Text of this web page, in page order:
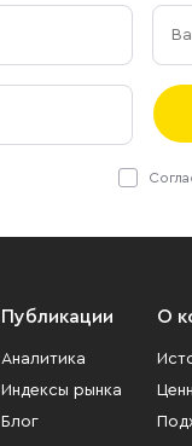
Публикации
Аналитика
Индексы рынка
Блог
О